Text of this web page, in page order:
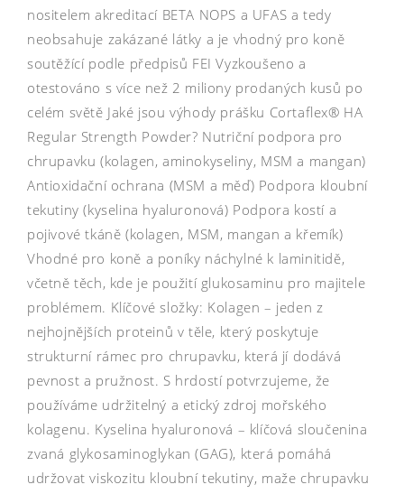
nositelem akreditací BETA NOPS a UFAS a tedy
neobsahuje zakázané látky a je vhodný pro koně
soutěžící podle předpisů FEI Vyzkoušeno a
otestováno s více než 2 miliony prodaných kusů po
celém světě Jaké jsou výhody prášku Cortaflex® HA
Regular Strength Powder? Nutriční podpora pro
chrupavku (kolagen, aminokyseliny, MSM a mangan)
Antioxidační ochrana (MSM a měď) Podpora kloubní
tekutiny (kyselina hyaluronová) Podpora kostí a
pojivové tkáně (kolagen, MSM, mangan a křemík)
Vhodné pro koně a poníky náchylné k laminitidě,
včetně těch, kde je použití glukosaminu pro majitele
problémem. Klíčové složky: Kolagen – jeden z
nejhojnějších proteinů v těle, který poskytuje
strukturní rámec pro chrupavku, která jí dodává
pevnost a pružnost. S hrdostí potvrzujeme, že
používáme udržitelný a etický zdroj mořského
kolagenu. Kyselina hyaluronová – klíčová sloučenina
zvaná glykosaminoglykan (GAG), která pomáhá
udržovat viskozitu kloubní tekutiny, maže chrupavku